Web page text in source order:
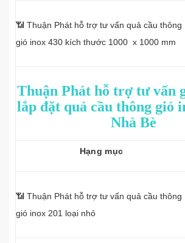
📶 Thuận Phát hỗ trợ tư vấn quả cầu thông
gió inox 430 kích thước 1000 x 1000 mm
Thuận Phát hỗ trợ tư vấn
lắp đặt quả cầu thông gió
Nhà Bè
Hạng mục
📶 Thuận Phát hỗ trợ tư vấn quả cầu thông
gió inox 201 loại nhỏ